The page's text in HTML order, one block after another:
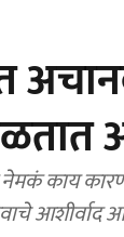
काय
आशीर्वाद